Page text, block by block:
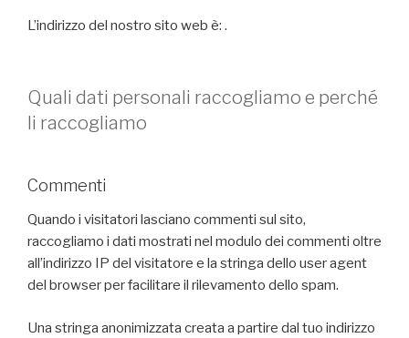
L’indirizzo del nostro sito web è: .
Quali dati personali raccogliamo e perché
li raccogliamo
Commenti
Quando i visitatori lasciano commenti sul sito,
raccogliamo i dati mostrati nel modulo dei commenti oltre
all’indirizzo IP del visitatore e la stringa dello user agent
del browser per facilitare il rilevamento dello spam.
Una stringa anonimizzata creata a partire dal tuo indirizzo